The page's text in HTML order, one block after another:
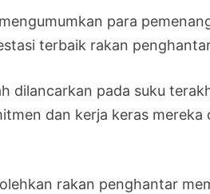
para
terbaik rakan
dilancarkan pada suku
dan kerja keras
rakan penghantar